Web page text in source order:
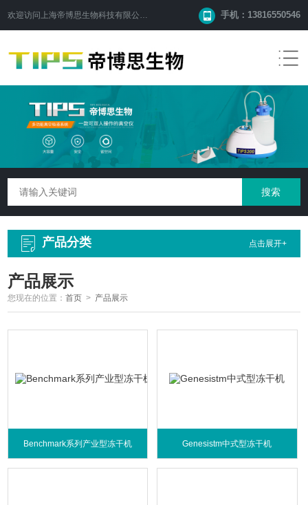
欢迎访问 上海帝博思生物科技有限公司 手机：13816550546
产品分类 点击展开+
产品展示
您现在的位置：首页 > 产品展示
Benchmark系列产业型冻干机 Genesistm中式型冻干机